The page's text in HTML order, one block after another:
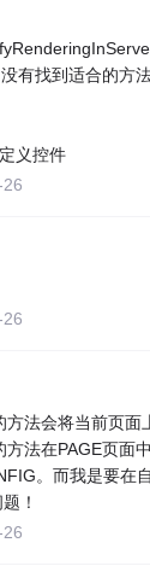
有找到适合的方
义控件
法会将当前页面
法在PAGE页面
。而我是要在
！